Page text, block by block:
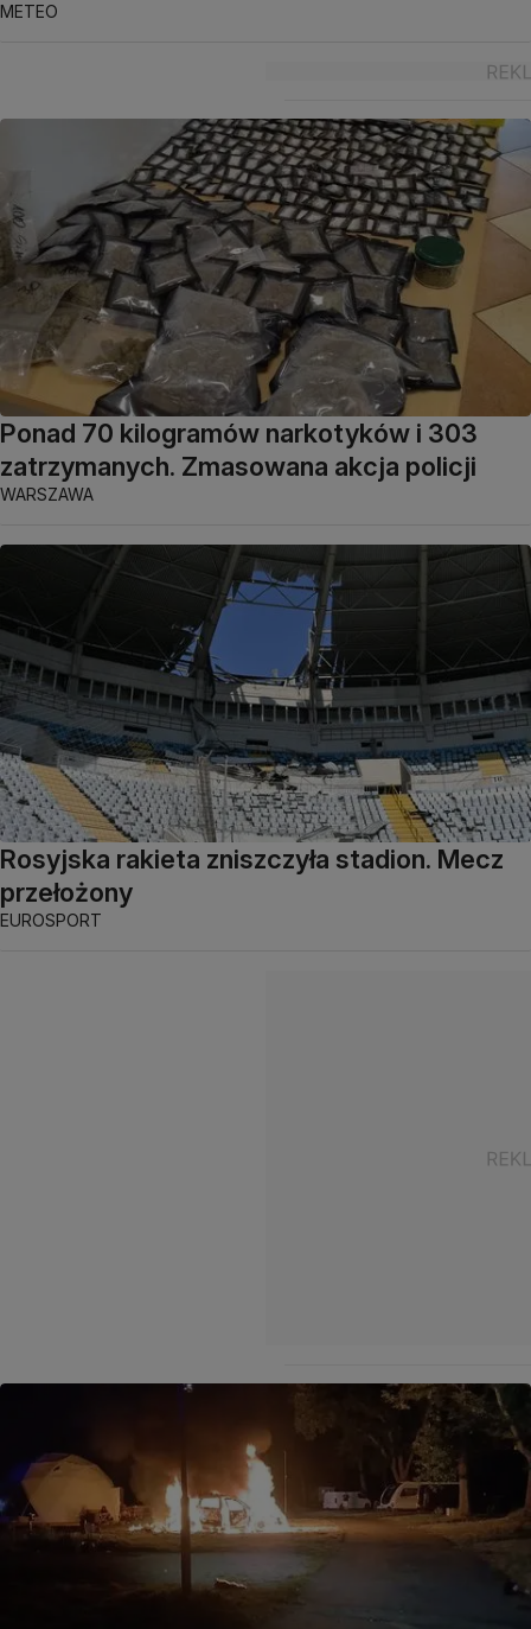
METEO
Ponad 70 kilogramów narkotyków i 303
zatrzymanych. Zmasowana akcja policji
WARSZAWA
Rosyjska rakieta zniszczyła stadion. Mecz
przełożony
EUROSPORT